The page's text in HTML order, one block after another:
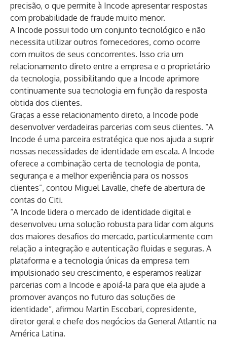
precisão, o que permite à Incode apresentar respostas
com probabilidade de fraude muito menor.
A Incode possui todo um conjunto tecnológico e não
necessita utilizar outros fornecedores, como ocorre
com muitos de seus concorrentes. Isso cria um
relacionamento direto entre a empresa e o proprietário
da tecnologia, possibilitando que a Incode aprimore
continuamente sua tecnologia em função da resposta
obtida dos clientes.
Graças a esse relacionamento direto, a Incode pode
desenvolver verdadeiras parcerias com seus clientes. “A
Incode é uma parceira estratégica que nos ajuda a suprir
nossas necessidades de identidade em escala. A Incode
oferece a combinação certa de tecnologia de ponta,
segurança e a melhor experiência para os nossos
clientes”, contou Miguel Lavalle, chefe de abertura de
contas do Citi.
“A Incode lidera o mercado de identidade digital e
desenvolveu uma solução robusta para lidar com alguns
dos maiores desafios do mercado, particularmente com
relação a integração e autenticação fluidas e seguras. A
plataforma e a tecnologia únicas da empresa tem
impulsionado seu crescimento, e esperamos realizar
parcerias com a Incode e apoiá-la para que ela ajude a
promover avanços no futuro das soluções de
identidade”, afirmou Martin Escobari, copresidente,
diretor geral e chefe dos negócios da General Atlantic na
América Latina.